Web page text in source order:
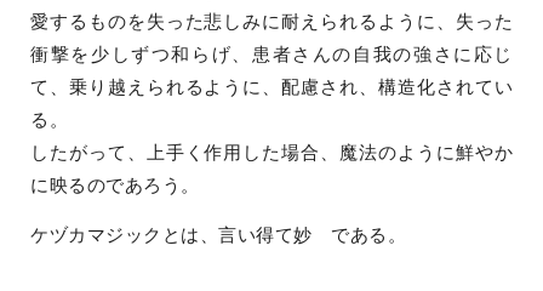
愛するものを失った悲しみに耐えられるように、失った
衝撃を少しずつ和らげ、患者さんの自我の強さに応じ
て、乗り越えられるように、配慮され、構造化されてい
る。
したがって、上手く作用した場合、魔法のように鮮やか
に映るのであろう。
ケヅカマジックとは、言い得て妙 である。